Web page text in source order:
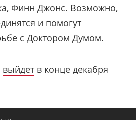
Финн Джонс. Возможно,
и помогут
с Доктором Думом.
выйдет в конце декабря